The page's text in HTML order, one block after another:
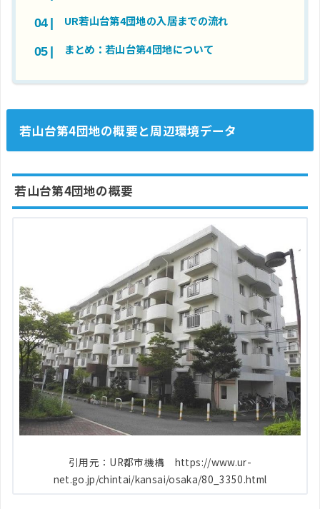
UR若山台第4団地の入居までの流れ
まとめ：若山台第4団地について
若山台第4団地の概要と周辺環境データ
若山台第4団地の概要
引用元：UR都市機構 https://www.ur-
net.go.jp/chintai/kansai/osaka/80_3350.html